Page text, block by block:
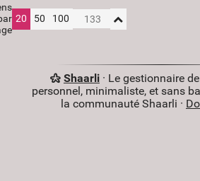
20 50 100
Shaarli· Le gestionnaire
personnel, minimaliste, et sans
la communauté Shaarli ·